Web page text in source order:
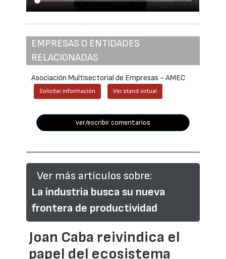
EMPRESAS O ENTIDADES
RELACIONADAS
Asociación Multisectorial de Empresas - AMEC
Solicitar información Ver stand virtual
ver/escribir comentarios
Ver más artículos sobre:
La industria busca su nueva
frontera de productividad
Joan Caba reivindica el
papel del ecosistema